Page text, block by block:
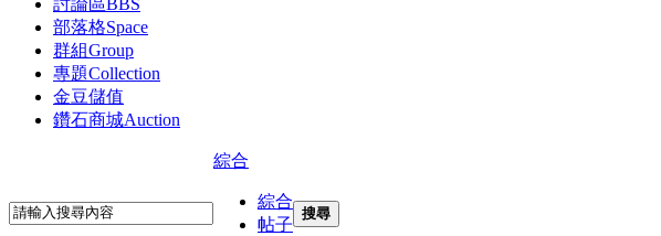
部落格Space
群組Group
專題Collection
金豆儲值
鑽石商城Auction
綜合
綜合
帖子
搜尋